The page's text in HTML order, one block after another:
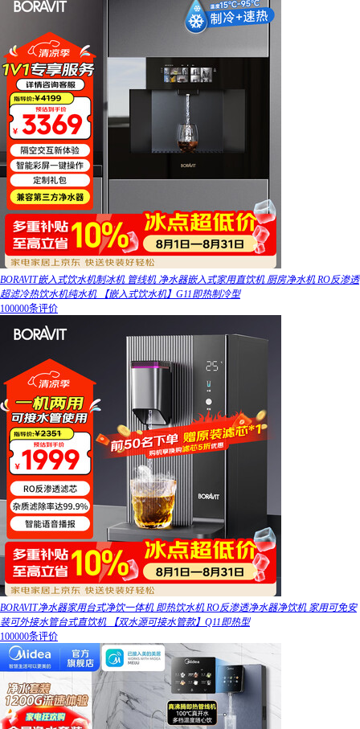
BORAVIT嵌入式饮水机制冰机 管线机 净水器嵌入式家用直饮机 厨房净水机 RO反渗透
超滤冷热饮水机纯水机 【嵌入式饮水机】G11即热制冷型
100000条评价
BORAVIT净水器家用台式净饮一体机 即热饮水机 RO反渗透净水器净饮机 家用可免安
装可外接水管台式直饮机 【双水源可接水管款】Q11即热型
100000条评价